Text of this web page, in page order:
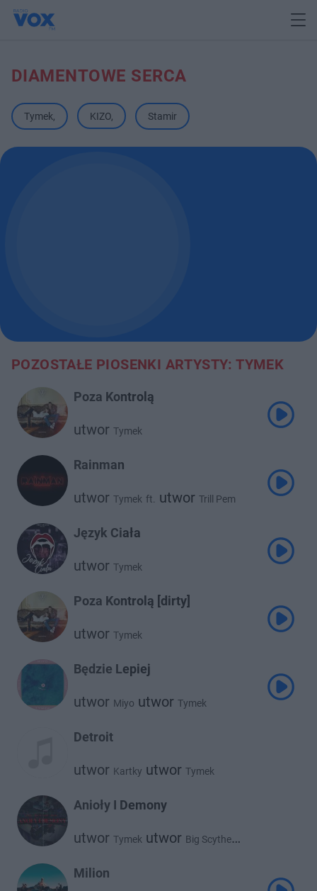
DIAMENTOWE SERCA
Tymek, KIZO, Stamir
POZOSTAŁE PIOSENKI ARTYSTY: TYMEK
Poza Kontrolą
utwor Tymek
Rainman
utwor Tymek ft. utwor Trill Pem
Język Ciała
utwor Tymek
Poza Kontrolą [dirty]
utwor Tymek
Będzie Lepiej
utwor Miyo utwor Tymek
Detroit
utwor Kartky utwor Tymek
Anioły I Demony
utwor Tymek utwor Big Scythe
Milion